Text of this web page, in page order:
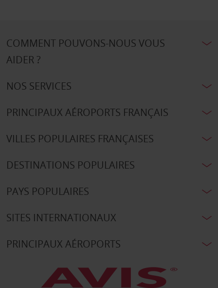
COMMENT POUVONS-NOUS VOUS
AIDER ?
NOS SERVICES
PRINCIPAUX AÉROPORTS FRANÇAIS
VILLES POPULAIRES FRANÇAISES
DESTINATIONS POPULAIRES
PAYS POPULAIRES
SITES INTERNATIONAUX
PRINCIPAUX AÉROPORTS